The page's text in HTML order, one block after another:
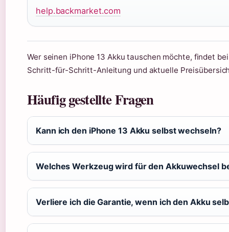
help.backmarket.com
Wer seinen iPhone 13 Akku tauschen möchte, findet
Schritt-für-Schritt-Anleitung und aktuelle
Häufig gestellte Fragen
Kann ich den iPhone 13 Akku selbst wechseln?
Welches Werkzeug wird für den Akkuwechsel
Verliere ich die Garantie, wenn ich den Akku